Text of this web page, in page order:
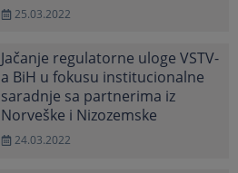
25.03.2022
Jačanje regulatorne uloge VSTV-
a BiH u fokusu institucionalne
saradnje sa partnerima iz
Norveške i Nizozemske
24.03.2022